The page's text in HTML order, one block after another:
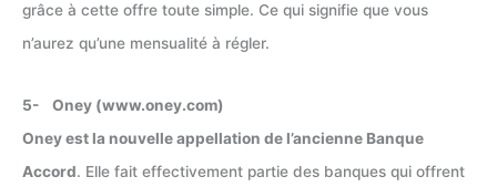
grâce à cette offre toute simple. Ce qui signifie que vous
n’aurez qu’une mensualité à régler.
5- Oney (www.oney.com)
Oney est la nouvelle appellation de l’ancienne Banque
Accord. Elle fait effectivement partie des banques qui offrent